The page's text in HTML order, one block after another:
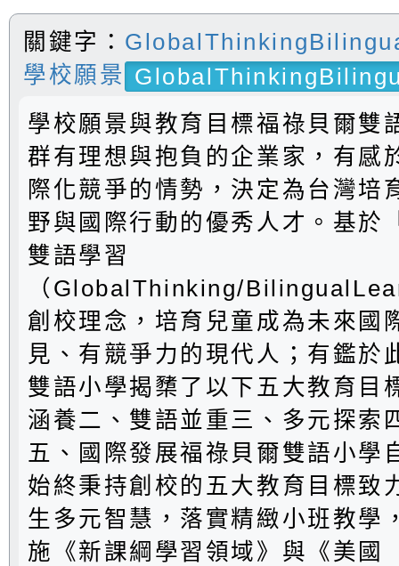
關鍵字：
學校願景
學校願景與教育目標福祿貝爾雙
群有理想與抱負的企業家，有感
際化競爭的情勢，決定為台灣培
野與國際行動的優秀人才。基於
雙語學習
（GlobalThinking/
創校理念，培育兒童成為未來國
見、有競爭力的現代人；有鑑於
雙語小學揭櫫了以下五大教育目
涵養二、雙語並重三、多元探索
五、國際發展福祿貝爾雙語小學
始終秉持創校的五大教育目標致
生多元智慧，落實精緻小班教學
施《新課綱學習領域》與《美國